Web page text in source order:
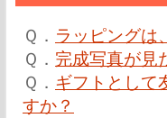
Ｑ． ラッピングは
Ｑ． 完成写真が
Ｑ． ギフトとして
すか？